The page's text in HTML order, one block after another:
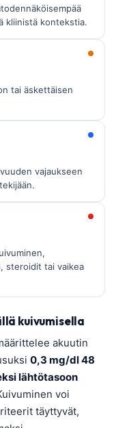
kliinistä kontekstia.
tai äskettäisen
vajaukseen
steroidit tai vaikea
kuivumisella
akuutin
0,3 mg/dl 48
lähtötasoon
voi
täyttyvät,